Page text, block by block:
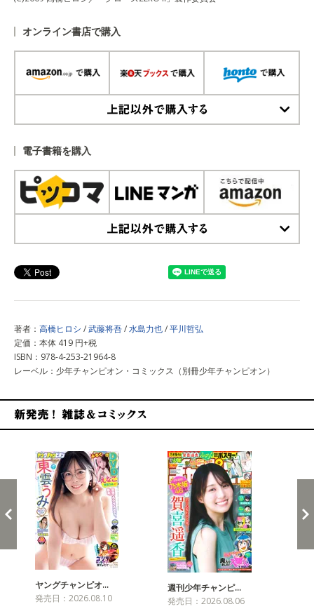
オンライン書店で購入
電子書籍を購入
著者： 高橋ヒロシ /武藤将吾/水島力也/平川哲弘
定価：本体 419 円+税
ISBN：978-4-253-21964-8
レーベル：少年チャンピオン・コミックス（別冊少年チャンピオン）
ヤングチャンピオ…
発売日：2026.08.10
週刊少年チャンピ…
発売日：2026.08.06